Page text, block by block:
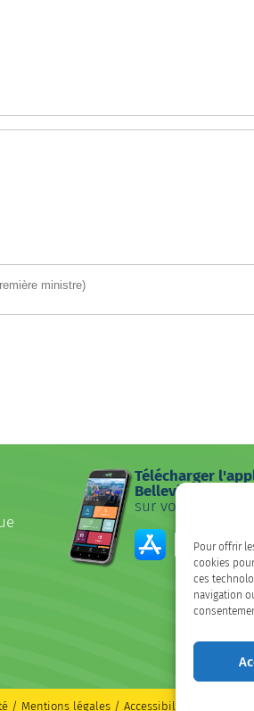
Pour offrir
cookies
ces
navigation
ministre)
Télécharger
Belleville
sur votre
/ Mentions légales / Accessibilité :